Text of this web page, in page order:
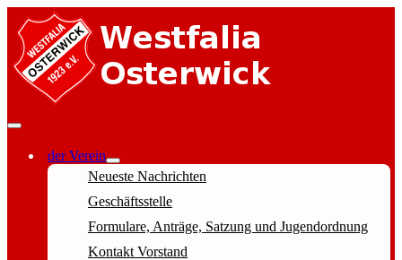
der Verein
Neueste Nachrichten
Geschäftsstelle
Formulare, Anträge, Satzung und Jugendordnung
Kontakt Vorstand